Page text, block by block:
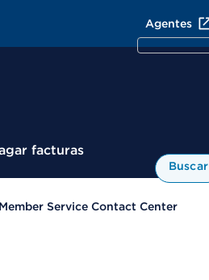
Agentes
facturas
Buscar
Member Service Contact Center